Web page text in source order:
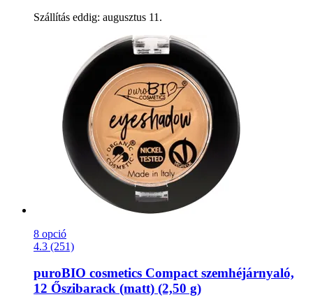
Szállítás eddig: augusztus 11.
8 opció
4.3 (251)
puroBIO cosmetics Compact szemhéjárnyaló,
12 Őszibarack (matt) (2,50 g)